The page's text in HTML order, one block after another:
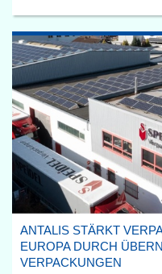
ANTALIS STÄRKT
EUROPA DURCH
VERPACKUNGEN